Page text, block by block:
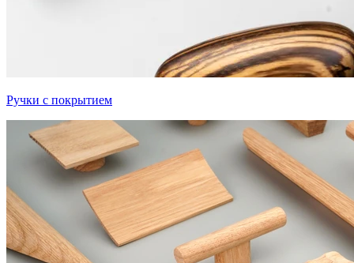
Ручки с покрытием